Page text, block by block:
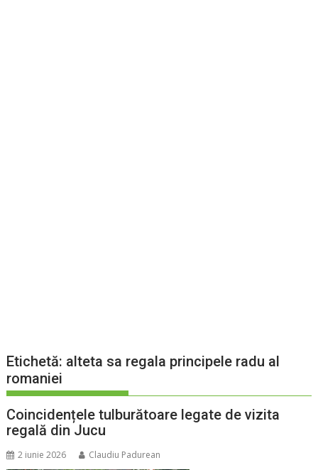
Etichetă: alteta sa regala principele radu al
romaniei
Coincidențele tulburătoare legate de vizita
regală din Jucu
2 iunie 2026 Claudiu Padurean